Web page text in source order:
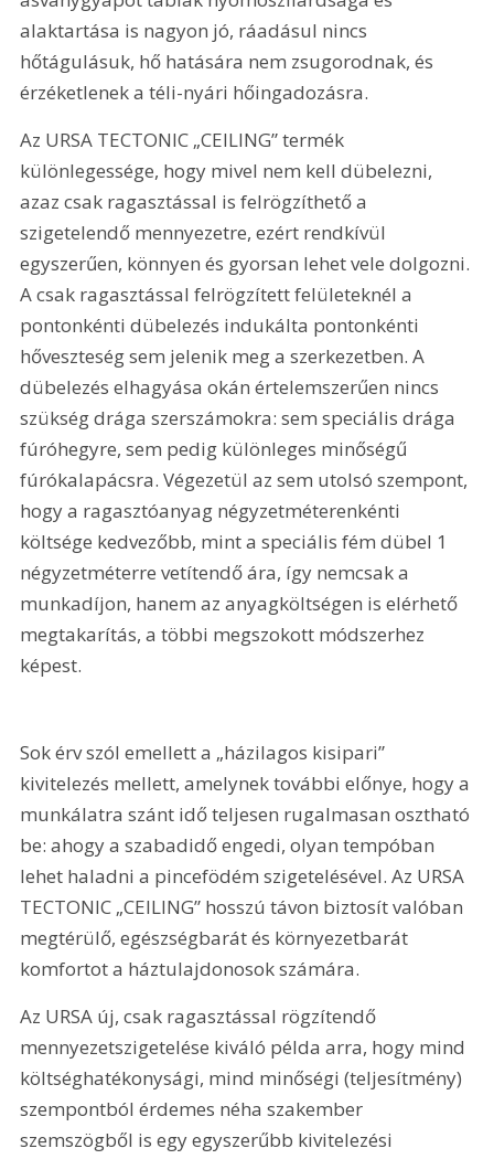
alaktartása is nagyon jó, ráadásul nincs
hőtágulásuk, hő hatására nem zsugorodnak, és
érzéketlenek a téli-nyári hőingadozásra.
Az URSA TECTONIC „CEILING” termék
különlegessége, hogy mivel nem kell dübelezni,
azaz csak ragasztással is felrögzíthető a
szigetelendő mennyezetre, ezért rendkívül
egyszerűen, könnyen és gyorsan lehet vele dolgozni.
A csak ragasztással felrögzített felületeknél a
pontonkénti dübelezés indukálta pontonkénti
hőveszteség sem jelenik meg a szerkezetben. A
dübelezés elhagyása okán értelemszerűen nincs
szükség drága szerszámokra: sem speciális drága
fúróhegyre, sem pedig különleges minőségű
fúrókalapácsra. Végezetül az sem utolsó szempont,
hogy a ragasztóanyag négyzetméterenkénti
költsége kedvezőbb, mint a speciális fém dübel 1
négyzetméterre vetítendő ára, így nemcsak a
munkadíjon, hanem az anyagköltségen is elérhető
megtakarítás, a többi megszokott módszerhez
képest.
Sok érv szól emellett a „házilagos kisipari”
kivitelezés mellett, amelynek további előnye, hogy a
munkálatra szánt idő teljesen rugalmasan osztható
be: ahogy a szabadidő engedi, olyan tempóban
lehet haladni a pincefödém szigetelésével. Az URSA
TECTONIC „CEILING” hosszú távon biztosít valóban
megtérülő, egészségbarát és környezetbarát
komfortot a háztulajdonosok számára.
Az URSA új, csak ragasztással rögzítendő
mennyezetszigetelése kiváló példa arra, hogy mind
költséghatékonysági, mind minőségi (teljesítmény)
szempontból érdemes néha szakember
szemszögből is egy egyszerűbb kivitelezési